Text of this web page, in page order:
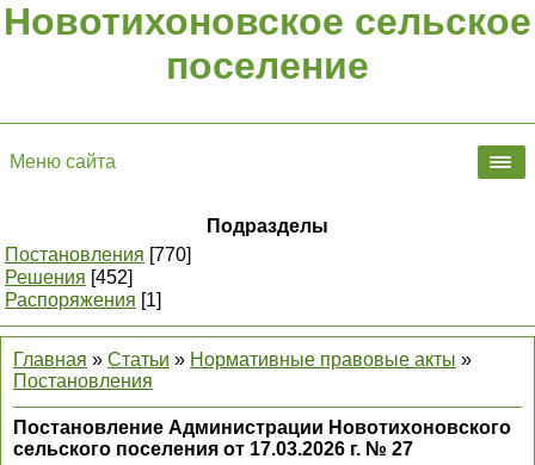
Новотихоновское сельское
поселение
Меню сайта
Подразделы
Постановления [770]
Решения [452]
Распоряжения [1]
Главная » Статьи » Нормативные правовые акты »
Постановления
Постановление Администрации Новотихоновского
сельского поселения от 17.03.2026 г. № 27